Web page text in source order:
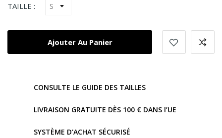
TAILLE :
Ajouter Au Panier
CONSULTE LE GUIDE DES TAILLES
LIVRAISON GRATUITE DÈS 100 € DANS l’UE
SYSTÈME D'ACHAT SÉCURISÉ